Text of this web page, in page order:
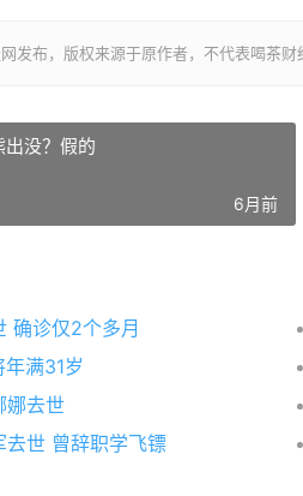
发布，版权来源于原作者，不代表喝茶
出没？假的
6月前
确诊仅2个多月
满31岁
娜去世
去世 曾辞职学飞镖